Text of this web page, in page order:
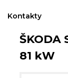
Kontakty
ŠKODA
81 kW